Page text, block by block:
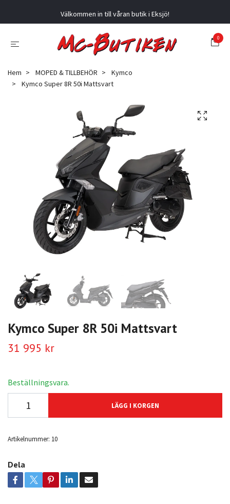
Välkommen in till våran butik i Eksjö!
0
Hem MOPED & TILLBEHÖR
Kymco
Kymco Super 8R 50i Mattsvart
Kymco Super 8R 50i Mattsvart
31 995 kr
Beställningsvara.
LÄGG I KORGEN
Artikelnummer: 10
Dela